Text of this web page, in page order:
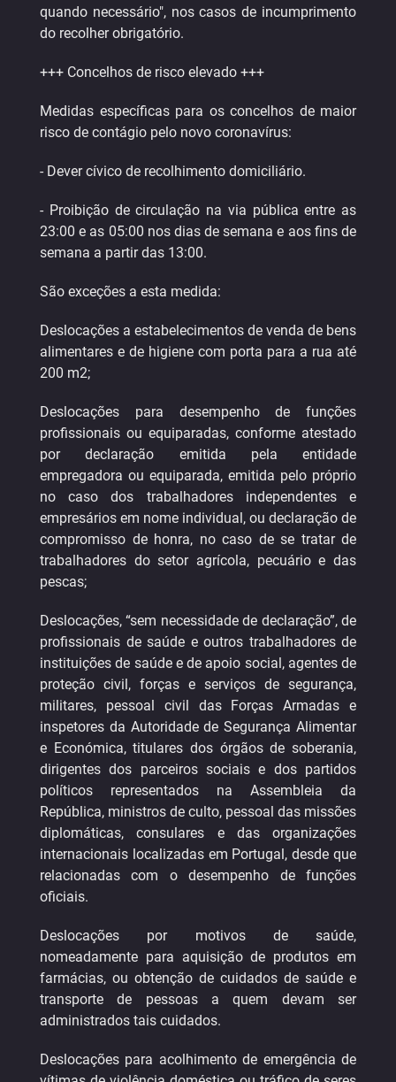
quando necessário", nos casos de incumprimento
do recolher obrigatório.
+++ Concelhos de risco elevado +++
Medidas específicas para os concelhos de maior
risco de contágio pelo novo coronavírus:
- Dever cívico de recolhimento domiciliário.
- Proibição de circulação na via pública entre as
23:00 e as 05:00 nos dias de semana e aos fins de
semana a partir das 13:00.
São exceções a esta medida:
Deslocações a estabelecimentos de venda de bens
alimentares e de higiene com porta para a rua até
200 m2;
Deslocações para desempenho de funções
profissionais ou equiparadas, conforme atestado
por declaração emitida pela entidade
empregadora ou equiparada, emitida pelo próprio
no caso dos trabalhadores independentes e
empresários em nome individual, ou declaração de
compromisso de honra, no caso de se tratar de
trabalhadores do setor agrícola, pecuário e das
pescas;
Deslocações, “sem necessidade de declaração”, de
profissionais de saúde e outros trabalhadores de
instituições de saúde e de apoio social, agentes de
proteção civil, forças e serviços de segurança,
militares, pessoal civil das Forças Armadas e
inspetores da Autoridade de Segurança Alimentar
e Económica, titulares dos órgãos de soberania,
dirigentes dos parceiros sociais e dos partidos
políticos representados na Assembleia da
República, ministros de culto, pessoal das missões
diplomáticas, consulares e das organizações
internacionais localizadas em Portugal, desde que
relacionadas com o desempenho de funções
oficiais.
Deslocações por motivos de saúde,
nomeadamente para aquisição de produtos em
farmácias, ou obtenção de cuidados de saúde e
transporte de pessoas a quem devam ser
administrados tais cuidados.
Deslocações para acolhimento de emergência de